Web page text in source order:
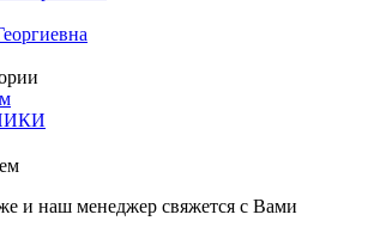
и наш менеджер свяжется с Вами